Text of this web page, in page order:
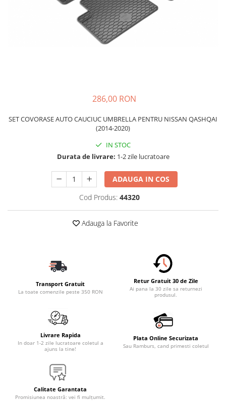
Inchidere Centralizata
Tavite Portbagaj Dedicate
Covorase Auto/ Presuri Auto
Accesorii Siguranta Auto
Incarcatoare Auto
Accesorii pentru Roti si Anvelope
Husa Anvelope
Organizatoare Auto
Iluminat Auto
Semnalizari
Accesorii LED
286,00 RON
SET COVORASE AUTO CAUCIUC UMBRELLA PENTRU NISSAN QASHQAI
(2014-2020)
IN STOC
Durata de livrare: 1-2 zile lucratoare
ADAUGA IN COS
Cod Produs: 44320
Adauga la Favorite
Transport Gratuit
La toate comenzile peste 350 RON
Retur Gratuit 30 de Zile
Ai pana la 30 zile sa returnezi
produsul.
Livrare Rapida
In doar 1-2 zile lucratoare coletul a
ajuns la tine!
Plata Online Securizata
Sau Ramburs, cand primesti coletul
Calitate Garantata
Promisiunea noastră: vei fi mulțumit.